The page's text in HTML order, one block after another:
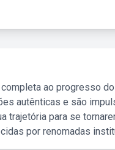
ao progresso
autênticas e são
trajetória para se
por renomadas